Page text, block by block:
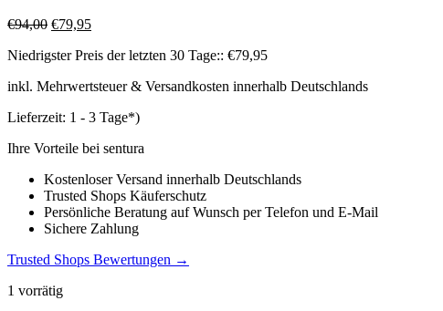
€94,00 Ursprünglicher
war:
€79,95Aktueller
ist:
Niedrigster Preis der letzten 30 Tage:: €79,95
inkl. Mehrwertsteuer & Versandkosten innerhalb Deutschlands
Lieferzeit: 1 - 3 Tage*)
Ihre Vorteile bei sentura
Kostenloser Versand innerhalb Deutschlands
Trusted Shops Käuferschutz
Persönliche Beratung auf Wunsch per Telefon und E-Mail
Sichere Zahlung
Trusted Shops Bewertungen →
1 vorrätig